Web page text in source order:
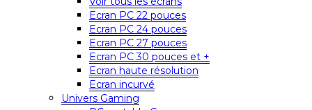
Ecran PC 22 pouces
Ecran PC 24 pouces
Ecran PC 27 pouces
Ecran PC 30 pouces et +
Ecran haute résolution
Ecran incurvé
Univers Gaming